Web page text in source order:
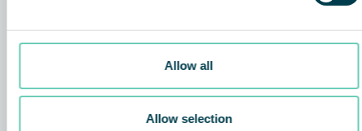
Allow all
Allow selection